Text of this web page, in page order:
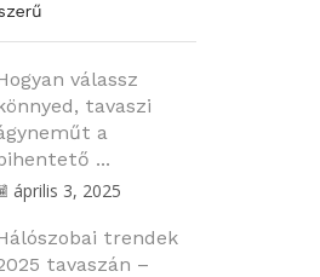
válassz
tavaszi
a
...
április 3, 2025
trendek
tavaszán –